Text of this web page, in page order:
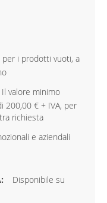
per i prodotti vuoti, a
Il valore minimo
200,00 € + IVA, per
richiesta
e aziendali
Disponibile su